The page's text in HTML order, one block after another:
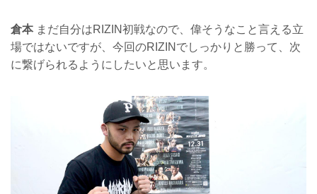
倉本まだ自分はRIZIN初戦なので、偉そうなこと言える立
場ではないですが、今回のRIZINでしっかりと勝って、次
に繋げられるようにしたいと思います。